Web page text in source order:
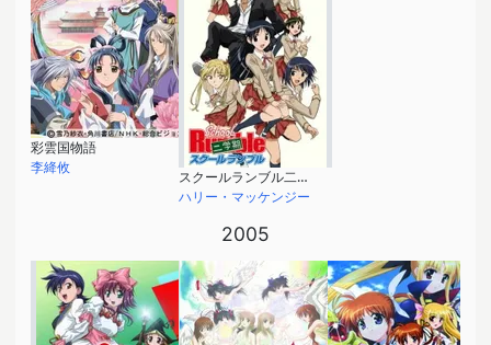
彩雲国物語
李絳攸
スクールランブル二学期
ハリー・マッケンジー
2005